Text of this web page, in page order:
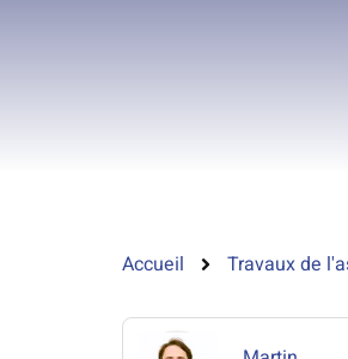
Accueil Travaux de